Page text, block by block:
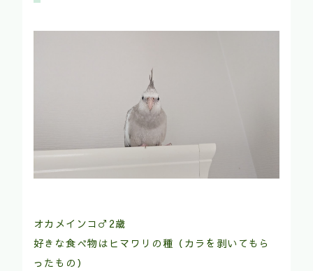
オカメインコ♂2歳
好きな食べ物はヒマワリの種（カラを剥いてもら
ったもの）